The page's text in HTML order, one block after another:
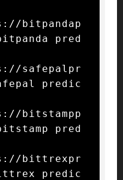
bitpandap
pred
safepalpr
predic
bitstampp
pred
bittrexpr
predic